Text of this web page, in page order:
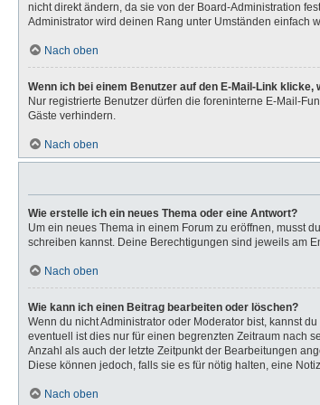
nicht direkt ändern, da sie von der Board-Administration
Administrator wird deinen Rang unter Umständen einfach
Nach oben
Wenn ich bei einem Benutzer auf den E-Mail-Link
Nur registrierte Benutzer dürfen die foreninterne E-Mail-
Gäste verhindern.
Nach oben
Wie erstelle ich ein neues Thema oder eine Antwort?
Um ein neues Thema in einem Forum zu eröffnen, musst
schreiben kannst. Deine Berechtigungen sind jeweils am
Nach oben
Wie kann ich einen Beitrag bearbeiten oder löschen?
Wenn du nicht Administrator oder Moderator bist, kannst
eventuell ist dies nur für einen begrenzten Zeitraum nach
Anzahl als auch der letzte Zeitpunkt der Bearbeitungen
Diese können jedoch, falls sie es für nötig halten, eine
Nach oben